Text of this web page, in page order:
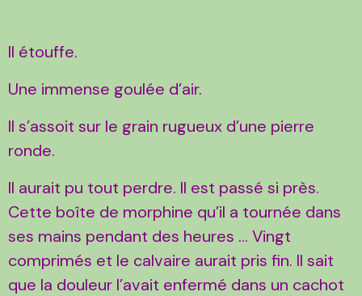
Il étouffe.
Une immense goulée d’air.
Il s’assoit sur le grain rugueux d’une pierre
ronde.
Il aurait pu tout perdre. Il est passé si près.
Cette boîte de morphine qu’il a tournée dans
ses mains pendant des heures ... Vingt
comprimés et le calvaire aurait pris fin. Il sait
que la douleur l’avait enfermé dans un cachot